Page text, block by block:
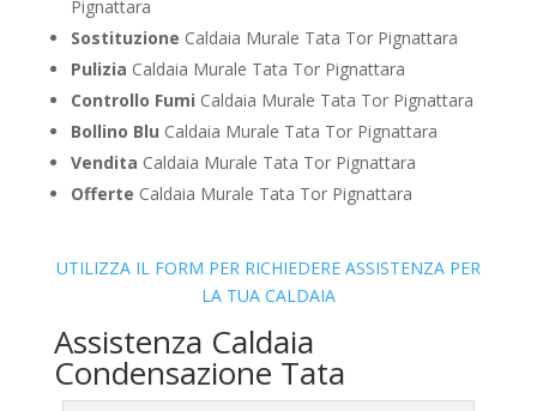
Pignattara
Sostituzione Caldaia Murale Tata Tor Pignattara
Pulizia Caldaia Murale Tata Tor Pignattara
Controllo Fumi Caldaia Murale Tata Tor Pignattara
Bollino Blu Caldaia Murale Tata Tor Pignattara
Vendita Caldaia Murale Tata Tor Pignattara
Offerte Caldaia Murale Tata Tor Pignattara
UTILIZZA IL FORM PER RICHIEDERE ASSISTENZA PER
LA TUA CALDAIA
Assistenza Caldaia
Condensazione Tata